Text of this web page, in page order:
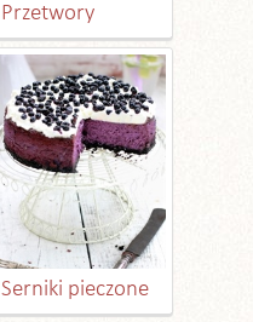
Przetwory
Serniki pieczone